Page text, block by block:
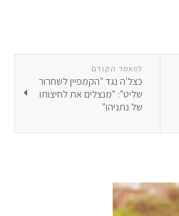
למאמר הקודם
כצל'ה נגד "הקמפיין לשחרור
שליט": "מנצלים את לחיצותו
של נתניהו"